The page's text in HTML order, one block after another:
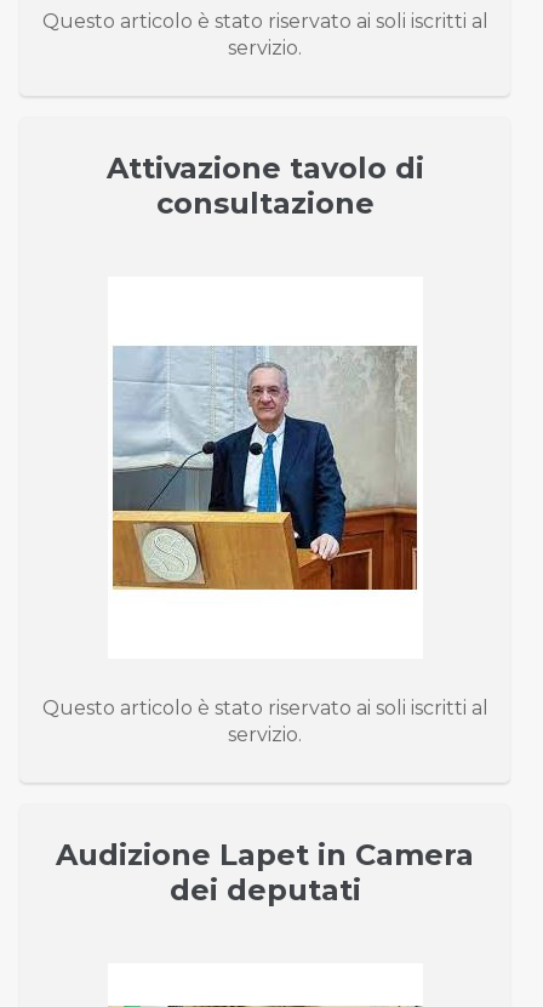
Questo articolo è stato riservato ai soli iscritti al
servizio.
Attivazione tavolo di
consultazione
Questo articolo è stato riservato ai soli iscritti al
servizio.
Audizione Lapet in Camera
dei deputati